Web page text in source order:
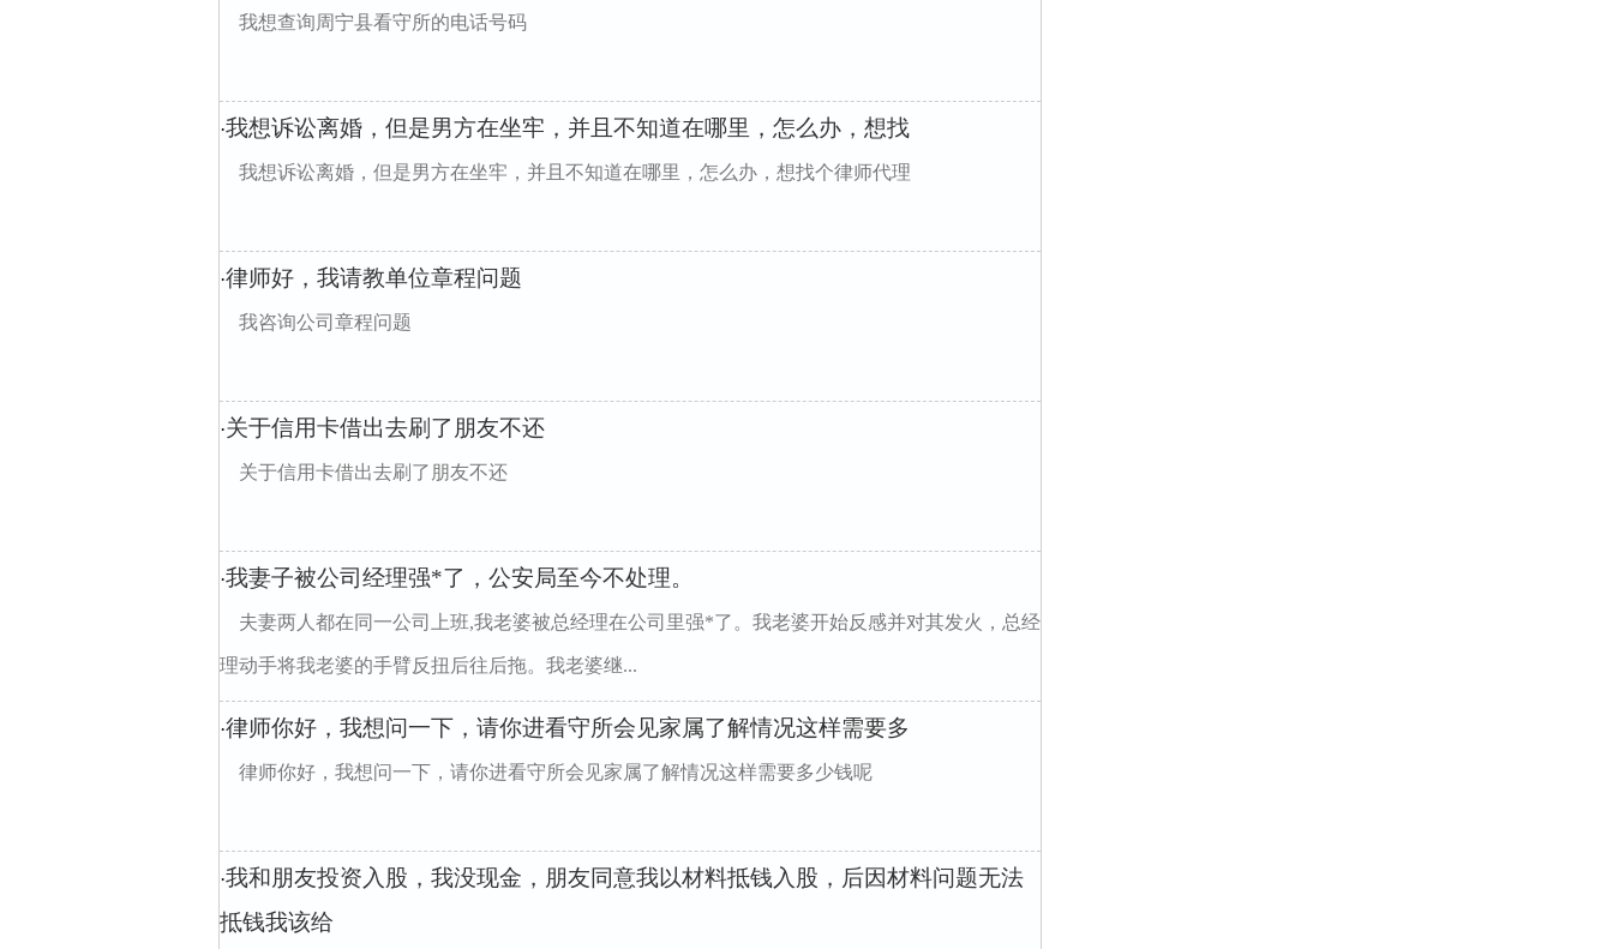
我想查询周宁县看守所的电话号码
·我想诉讼离婚，但是男方在坐牢，并且不知道在哪里，怎么办，想找
我想诉讼离婚，但是男方在坐牢，并且不知道在哪里，怎么办，想找个律师代理
·律师好，我请教单位章程问题
我咨询公司章程问题
·关于信用卡借出去刷了朋友不还
关于信用卡借出去刷了朋友不还
·我妻子被公司经理强*了，公安局至今不处理。
夫妻两人都在同一公司上班,我老婆被总经理在公司里强*了。我老婆开始反感并对其发火，总经
理动手将我老婆的手臂反扭后往后拖。我老婆继...
·律师你好，我想问一下，请你进看守所会见家属了解情况这样需要多
律师你好，我想问一下，请你进看守所会见家属了解情况这样需要多少钱呢
·我和朋友投资入股，我没现金，朋友同意我以材料抵钱入股，后因材料问题无法
抵钱我该给